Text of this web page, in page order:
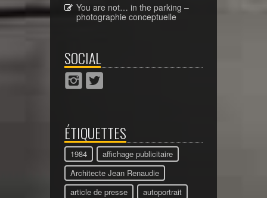
You are not… in the parking –
photographie conceptuelle
SOCIAL
ÉTIQUETTES
1984
affichage publicitaire
Architecte Jean Renaudie
article de presse
autoportrait